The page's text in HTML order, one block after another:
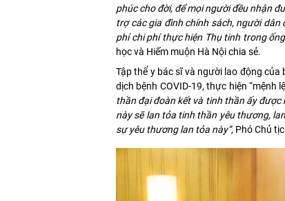
phúc cho đời, để mọi người đều nhận
trợ các gia đình chính sách, người dân
phí chi phí thực hiện Thụ tinh trong
học và Hiếm muộn Hà Nội chia sẻ.
Tập thể y bác sĩ và người lao động
dịch bệnh COVID-19, thực hiện
thần đại đoàn kết và tinh thần ấy
này sẽ lan tỏa tinh thần yêu thương,
sự yêu thương lan tỏa này”, Phó Chủ